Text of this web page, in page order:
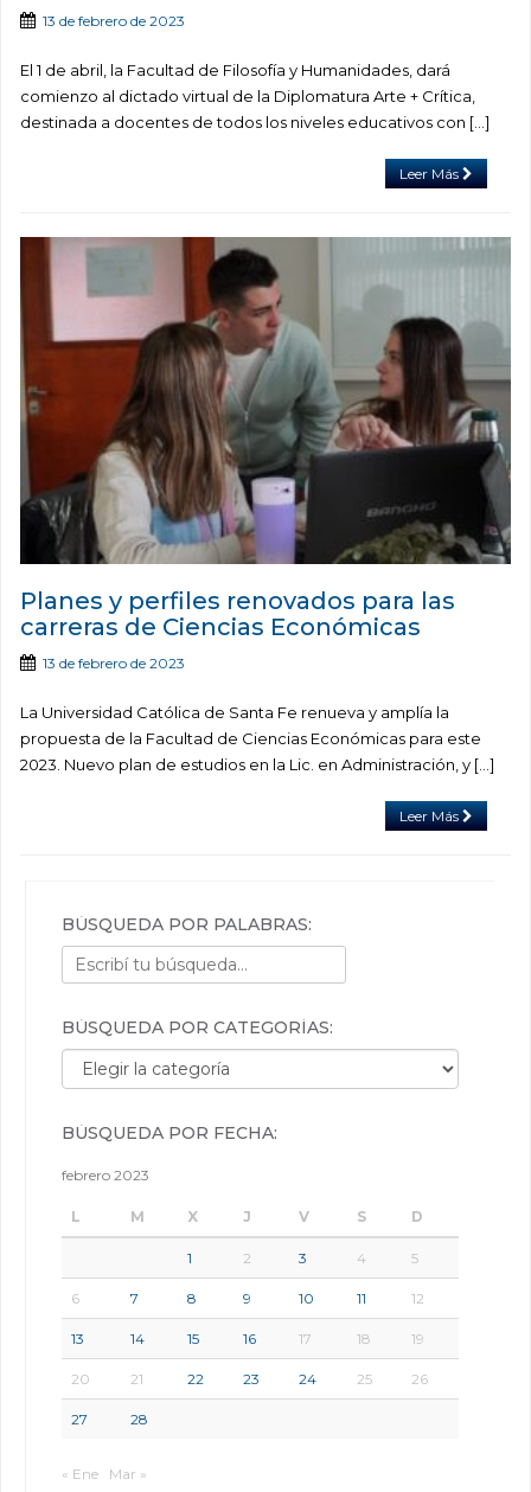
13 de febrero de 2023
El 1 de abril, la Facultad de Filosofía y Humanidades, dará
comienzo al dictado virtual de la Diplomatura Arte + Crítica,
destinada a docentes de todos los niveles educativos con […]
Leer Más
Planes y perfiles renovados para las
carreras de Ciencias Económicas
13 de febrero de 2023
La Universidad Católica de Santa Fe renueva y amplía la
propuesta de la Facultad de Ciencias Económicas para este
2023. Nuevo plan de estudios en la Lic. en Administración, y […]
Leer Más
BÚSQUEDA POR PALABRAS:
BÚSQUEDA POR CATEGORÍAS:
Búsqueda por categorías:
BÚSQUEDA POR FECHA:
febrero 2023
L M X J V S D
1 2 3 4 5
6 7 8 9 10 11 12
13 14 15 16 17 18 19
20 21 22 23 24 25 26
27 28
« Ene Mar »